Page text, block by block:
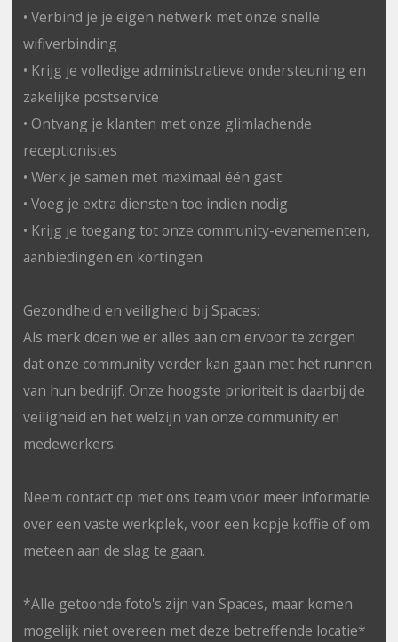
• Verbind je je eigen netwerk met onze snelle
wifiverbinding
• Krijg je volledige administratieve ondersteuning en
zakelijke postservice
• Ontvang je klanten met onze glimlachende
receptionistes
• Werk je samen met maximaal één gast
• Voeg je extra diensten toe indien nodig
• Krijg je toegang tot onze community-evenementen,
aanbiedingen en kortingen
Gezondheid en veiligheid bij Spaces:
Als merk doen we er alles aan om ervoor te zorgen
dat onze community verder kan gaan met het runnen
van hun bedrijf. Onze hoogste prioriteit is daarbij de
veiligheid en het welzijn van onze community en
medewerkers.
Neem contact op met ons team voor meer informatie
over een vaste werkplek, voor een kopje koffie of om
meteen aan de slag te gaan.
*Alle getoonde foto's zijn van Spaces, maar komen
mogelijk niet overeen met deze betreffende locatie*